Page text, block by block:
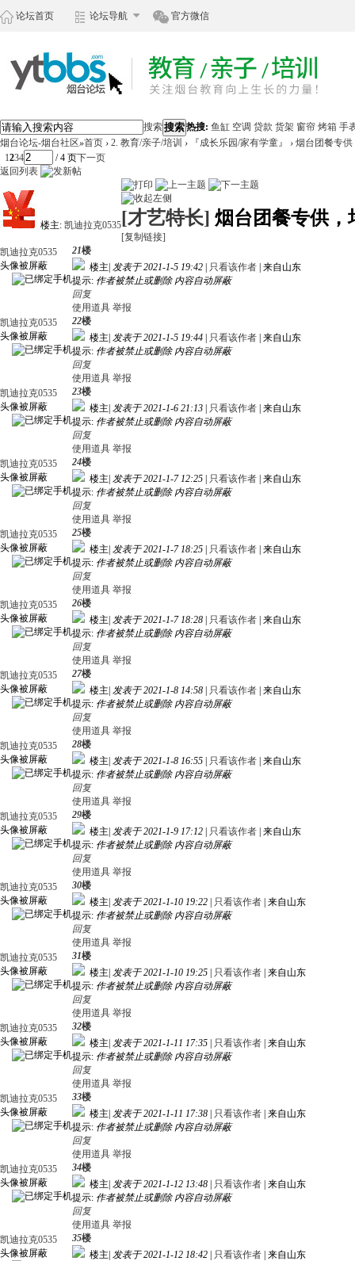
论坛首页 论坛导航 官方微信
搜索搜索热搜: 鱼缸 空调 贷款 货架 窗帘 烤箱 手
烟台论坛-烟台社区»首页 › 2. 教育/亲子/培训 › 『成长乐园/家有学童』 › 烟台团餐专
1234 / 4 页下一页
返回列表
楼主: 凯迪拉克0535[才艺特长] 烟台团餐专供，
[复制链接]
凯迪拉克0535
头像被屏蔽
21楼
楼主 发表于 2021-1-5 19:42 只看该作者 来自山东
提示: 作者被禁止或删除 内容自动屏蔽
回复
使用道具 举报
凯迪拉克0535
头像被屏蔽
22楼
楼主 发表于 2021-1-5 19:44 只看该作者 来自山东
提示: 作者被禁止或删除 内容自动屏蔽
回复
使用道具 举报
凯迪拉克0535
头像被屏蔽
23楼
楼主 发表于 2021-1-6 21:13 只看该作者 来自山东
提示: 作者被禁止或删除 内容自动屏蔽
回复
使用道具 举报
凯迪拉克0535
头像被屏蔽
24楼
楼主 发表于 2021-1-7 12:25 只看该作者 来自山东
提示: 作者被禁止或删除 内容自动屏蔽
回复
使用道具 举报
凯迪拉克0535
头像被屏蔽
25楼
楼主 发表于 2021-1-7 18:25 只看该作者 来自山东
提示: 作者被禁止或删除 内容自动屏蔽
回复
使用道具 举报
凯迪拉克0535
头像被屏蔽
26楼
楼主 发表于 2021-1-7 18:28 只看该作者 来自山东
提示: 作者被禁止或删除 内容自动屏蔽
回复
使用道具 举报
凯迪拉克0535
头像被屏蔽
27楼
楼主 发表于 2021-1-8 14:58 只看该作者 来自山东
提示: 作者被禁止或删除 内容自动屏蔽
回复
使用道具 举报
凯迪拉克0535
头像被屏蔽
28楼
楼主 发表于 2021-1-8 16:55 只看该作者 来自山东
提示: 作者被禁止或删除 内容自动屏蔽
回复
使用道具 举报
凯迪拉克0535
头像被屏蔽
29楼
楼主 发表于 2021-1-9 17:12 只看该作者 来自山东
提示: 作者被禁止或删除 内容自动屏蔽
回复
使用道具 举报
凯迪拉克0535
头像被屏蔽
30楼
楼主 发表于 2021-1-10 19:22 只看该作者 来自山东
提示: 作者被禁止或删除 内容自动屏蔽
回复
使用道具 举报
凯迪拉克0535
头像被屏蔽
31楼
楼主 发表于 2021-1-10 19:25 只看该作者 来自山东
提示: 作者被禁止或删除 内容自动屏蔽
回复
使用道具 举报
凯迪拉克0535
头像被屏蔽
32楼
楼主 发表于 2021-1-11 17:35 只看该作者 来自山东
提示: 作者被禁止或删除 内容自动屏蔽
回复
使用道具 举报
凯迪拉克0535
头像被屏蔽
33楼
楼主 发表于 2021-1-11 17:38 只看该作者 来自山东
提示: 作者被禁止或删除 内容自动屏蔽
回复
使用道具 举报
凯迪拉克0535
头像被屏蔽
34楼
楼主 发表于 2021-1-12 13:48 只看该作者 来自山东
提示: 作者被禁止或删除 内容自动屏蔽
回复
使用道具 举报
凯迪拉克0535
头像被屏蔽
35楼
楼主 发表于 2021-1-12 18:42 只看该作者 来自山东